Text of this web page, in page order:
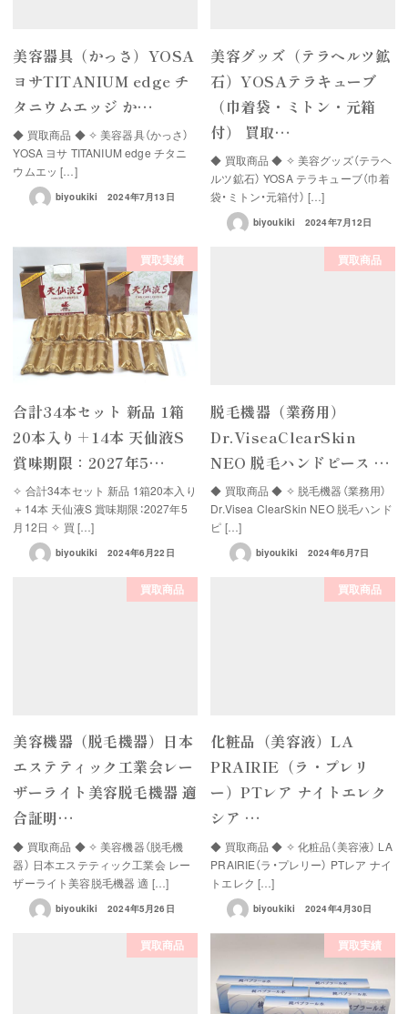
美容器具（かっさ）YOSA
ヨサTITANIUM edge チ
タニウムエッジ か…
◆ 買取商品 ◆ ✧ 美容器具（かっさ）
YOSA ヨサ TITANIUM edge チタニ
ウムエッ […]
biyoukiki 2024年7月13日
美容グッズ（テラヘルツ鉱
石）YOSAテラキューブ
（巾着袋・ミトン・元箱
付） 買取…
◆ 買取商品 ◆ ✧ 美容グッズ（テラヘ
ルツ鉱石） YOSA テラキューブ（巾着
袋・ミトン・元箱付） […]
biyoukiki 2024年7月12日
買取実績
合計34本セット 新品 1箱
20本入り＋14本 天仙液S
賞味期限：2027年5…
✧ 合計34本セット 新品 1箱20本入り
＋14本 天仙液S 賞味期限：2027年5
月12日 ✧ 買 […]
biyoukiki 2024年6月22日
買取商品
脱毛機器（業務用）
Dr.ViseaClearSkin
NEO 脱毛ハンドピース …
◆ 買取商品 ◆ ✧ 脱毛機器（業務用）
Dr.Visea ClearSkin NEO 脱毛ハンド
ピ […]
biyoukiki 2024年6月7日
買取商品
美容機器（脱毛機器）日本
エステティック工業会レー
ザーライト美容脱毛機器 適
合証明…
◆ 買取商品 ◆ ✧ 美容機器（脱毛機
器） 日本エステティック工業会 レー
ザーライト美容脱毛機器 適 […]
biyoukiki 2024年5月26日
買取商品
化粧品（美容液）LA
PRAIRIE（ラ・プレリ
ー）PTレア ナイトエレク
シア …
◆ 買取商品 ◆ ✧ 化粧品（美容液） LA
PRAIRIE（ラ・プレリー） PTレア ナイ
トエレク […]
biyoukiki 2024年4月30日
買取商品 買取実績